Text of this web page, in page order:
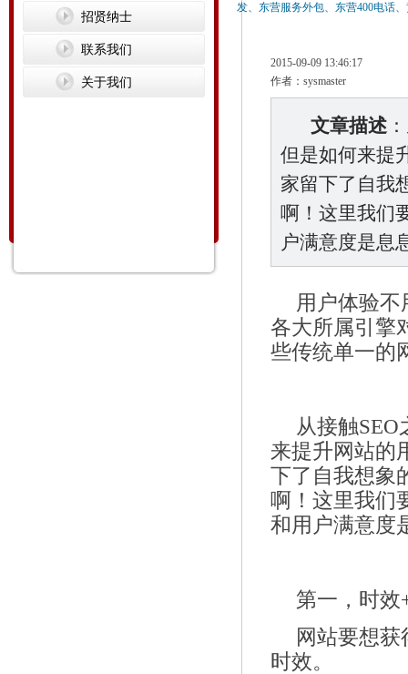
招贤纳士
联系我们
关于我们
发、东营服务外包、东营400电话
2015-09-09 13:46:17
作者：sysmaster
文章描述
但是如何来提
家留下了自我
啊！这里我们
户满意度是息
用户体验
各大所属引擎
些传统单一的
从接触
来提升网站的
下了自我想象
啊！这里我们
和用户满意度
第一，时效
网站要想
时效。